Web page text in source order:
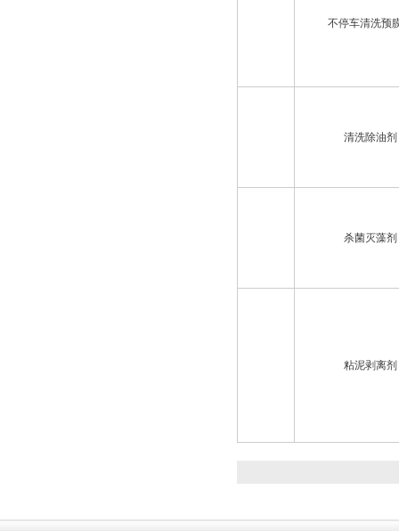
不停车清洗预
清洗除油剂
杀菌灭藻剂
粘泥剥离剂